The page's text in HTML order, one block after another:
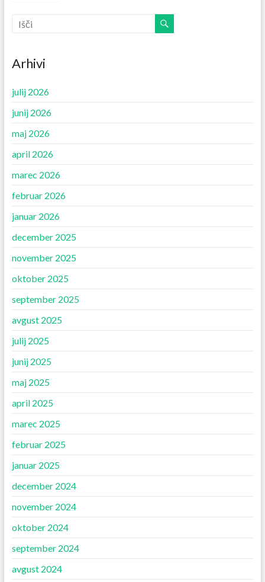
Arhivi
julij 2026
junij 2026
maj 2026
april 2026
marec 2026
februar 2026
januar 2026
december 2025
november 2025
oktober 2025
september 2025
avgust 2025
julij 2025
junij 2025
maj 2025
april 2025
marec 2025
februar 2025
januar 2025
december 2024
november 2024
oktober 2024
september 2024
avgust 2024